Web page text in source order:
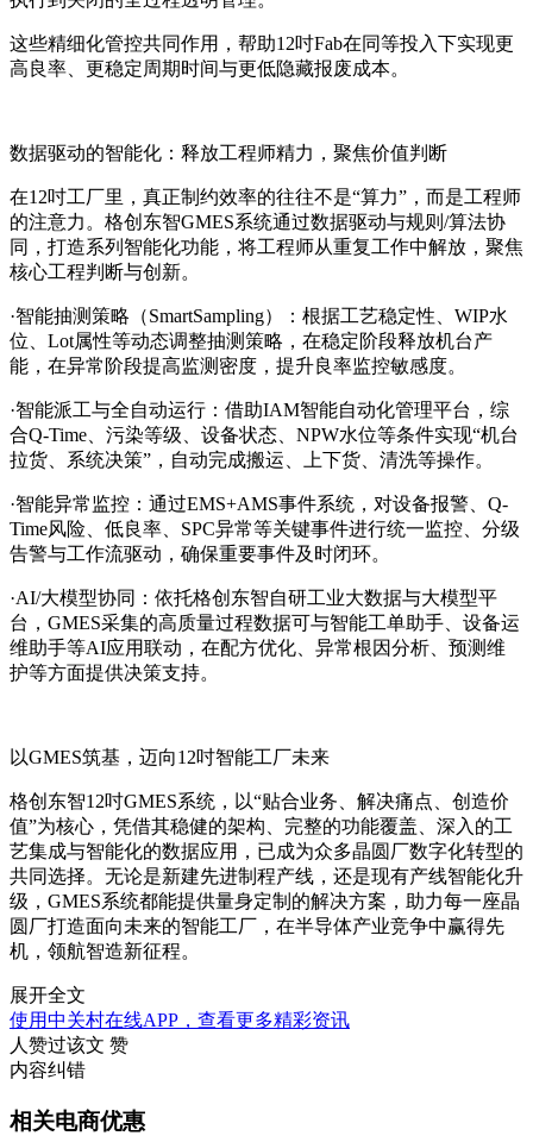
这些精细化管控共同作用，帮助12吋Fab在同等投入下实现更
高良率、更稳定周期时间与更低隐藏报废成本。
数据驱动的智能化：释放工程师精力，聚焦价值判断
在12吋工厂里，真正制约效率的往往不是“算力”，而是工程师
的注意力。格创东智GMES系统通过数据驱动与规则/算法协
同，打造系列智能化功能，将工程师从重复工作中解放，聚焦
核心工程判断与创新。
·智能抽测策略（SmartSampling）：根据工艺稳定性、WIP水
位、Lot属性等动态调整抽测策略，在稳定阶段释放机台产
能，在异常阶段提高监测密度，提升良率监控敏感度。
·智能派工与全自动运行：借助IAM智能自动化管理平台，综
合Q-Time、污染等级、设备状态、NPW水位等条件实现“机台
拉货、系统决策”，自动完成搬运、上下货、清洗等操作。
·智能异常监控：通过EMS+AMS事件系统，对设备报警、Q-
Time风险、低良率、SPC异常等关键事件进行统一监控、分级
告警与工作流驱动，确保重要事件及时闭环。
·AI/大模型协同：依托格创东智自研工业大数据与大模型平
台，GMES采集的高质量过程数据可与智能工单助手、设备运
维助手等AI应用联动，在配方优化、异常根因分析、预测维
护等方面提供决策支持。
以GMES筑基，迈向12吋智能工厂未来
格创东智12吋GMES系统，以“贴合业务、解决痛点、创造价
值”为核心，凭借其稳健的架构、完整的功能覆盖、深入的工
艺集成与智能化的数据应用，已成为众多晶圆厂数字化转型的
共同选择。无论是新建先进制程产线，还是现有产线智能化升
级，GMES系统都能提供量身定制的解决方案，助力每一座晶
圆厂打造面向未来的智能工厂，在半导体产业竞争中赢得先
机，领航智造新征程。
展开全文
使用中关村在线APP，查看更多精彩资讯
人赞过该文 赞
内容纠错
相关电商优惠